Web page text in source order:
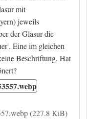
mit
jeweils
der Glasur die
Eine im gleichen
Beschriftung. Hat
(227.8 KiB)